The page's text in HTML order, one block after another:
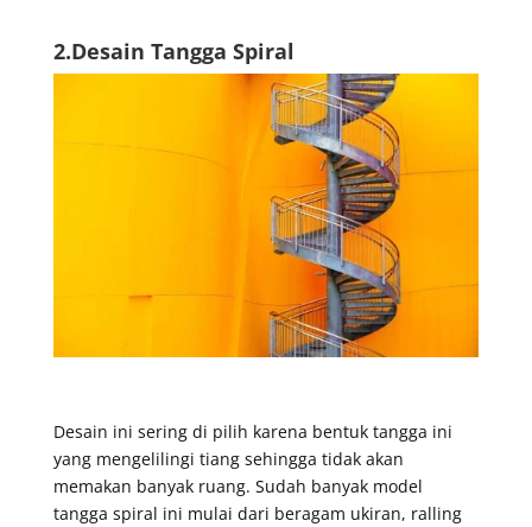
2.Desain Tangga Spiral
Desain ini sering di pilih karena bentuk tangga ini
yang mengelilingi tiang sehingga tidak akan
memakan banyak ruang. Sudah banyak model
tangga spiral ini mulai dari beragam ukiran, ralling